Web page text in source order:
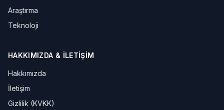
Araştırma
Teknoloji
HAKKIMIZDA & İLETIŞIM
Hakkımızda
İletişim
Gizlilik (KVKK)